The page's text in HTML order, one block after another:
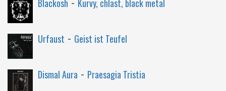
Blackosh Kurvy, chlast, black metal
Urfaust - Geist ist Teufel
Dismal Aura - Praesagia Tristia